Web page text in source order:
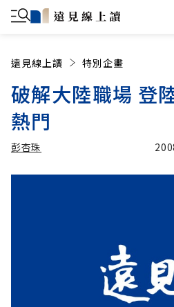
遠見線上讀 特別企畫
破解大陸職場 登
熱門
彭杏珠